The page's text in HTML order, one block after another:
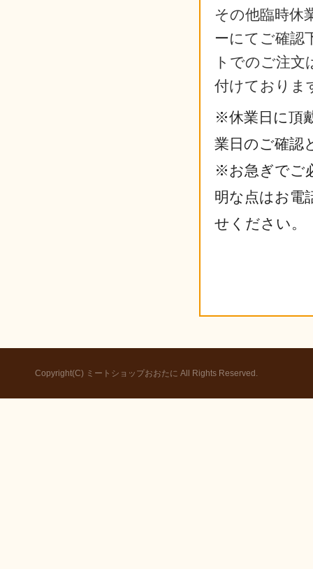
その他臨時休
ーにてご確認
トでのご注文
付けておりま
※休業日に頂
業日のご確認
※お急ぎでご
明な点はお電
せください。
Copyright(C) ミートショップおおたに All Rights Reserved.